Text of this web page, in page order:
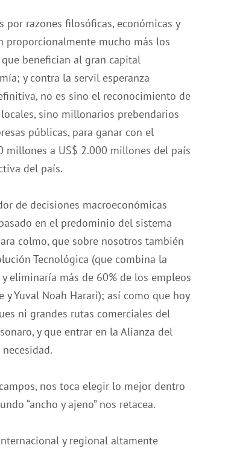
por razones filosóficas, económicas y
proporcionalmente mucho más los
benefician al gran capital
y contra la servil esperanza
no es sino el reconocimiento de
sino millonarios prebendarios
públicas, para ganar con el
millones a US$ 2.000 millones del país
del país.
de decisiones macroeconómicas
en el predominio del sistema
colmo, que sobre nosotros también
Tecnológica (que combina la
eliminaría más de 60% de los empleos
Yuval Noah Harari); así como que hoy
ni grandes rutas comerciales del
y que entrar en la Alianza del
nos toca elegir lo mejor dentro
“ancho y ajeno” nos retacea.
y regional altamente